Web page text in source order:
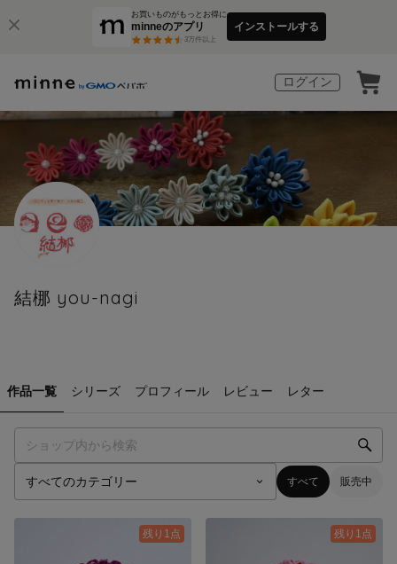
お買いものがもっとお得に
minneのアプリ
3万件以上
インストールする
ログイン
結梛 you-nagi
作品一覧 シリーズ プロフィール レビュー レター
すべて 販売中
残り1点 残り1点